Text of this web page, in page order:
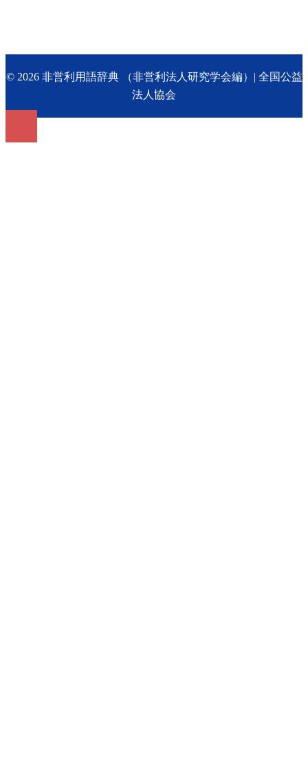
© 2026 非営利用語辞典 （非営利法人研究学会編）| 全国公益
法人協会